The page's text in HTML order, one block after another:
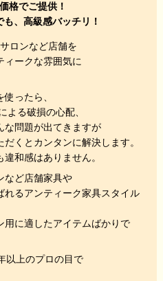
格でご提供！
、高級感バッチリ！
ロンなど店舗を
ィークな雰囲気に
ったら、
よる破損の心配、
な問題が出てきますが
だくと カンタンに解決します。
和感はありません。
など店舗家具や
るアンティーク家具スタイル
用に適したアイテムばかりで
以上のプロの目で